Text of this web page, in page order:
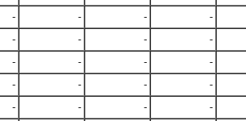
- - -
-
- - -
-
- - -
-
- - -
-
- - -
-